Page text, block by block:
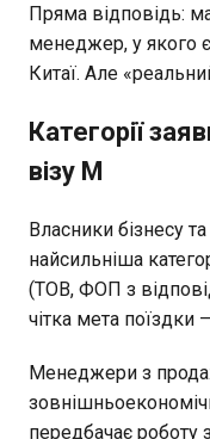
Пряма відповідь:
менеджер, у якого
Китаї. Але
Категорії
візу M
Власники бізнесу
найсильніша
(ТОВ, ФОП з
чітка мета
Менеджери з
передбачає роботу